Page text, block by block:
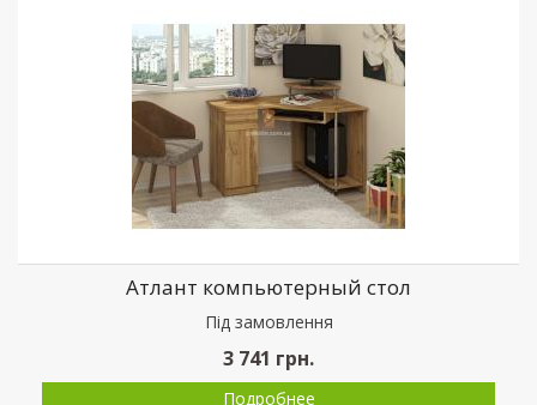
Атлант компьютерный стол
Пiд замовлення
3 741 грн.
Подробнее